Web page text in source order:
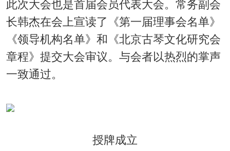
此次大会也是首届会员代表大会。常务副会
长韩杰在会上宣读了《第一届理事会名单》
《领导机构名单》和《北京古琴文化研究会
章程》提交大会审议。与会者以热烈的掌声
一致通过。
授牌成立